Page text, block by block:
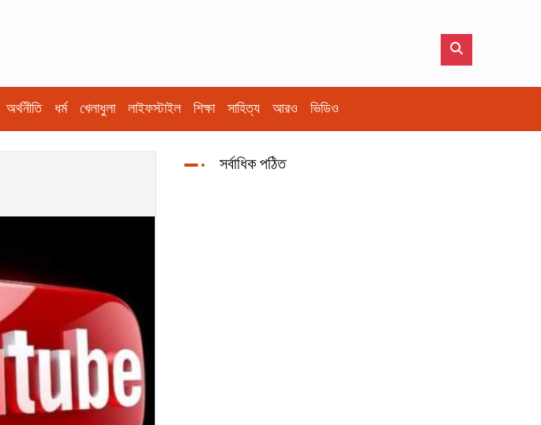
অর্থনীতি ধর্ম খেলাধুলা লাইফস্টাইল শিক্ষা সাহিত্য আরও ভিডিও
সর্বাধিক পঠিত